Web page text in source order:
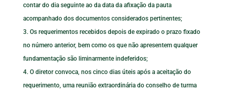
contar do dia seguinte ao da data da afixação da pauta
acompanhado dos documentos considerados pertinentes;
Os requerimentos recebidos depois de expirado o prazo fixado
no número anterior, bem como os que não apresentem qualquer
fundamentação são liminarmente indeferidos;
O diretor convoca, nos cinco dias úteis após a aceitação do
requerimento, uma reunião extraordinária do conselho de turma